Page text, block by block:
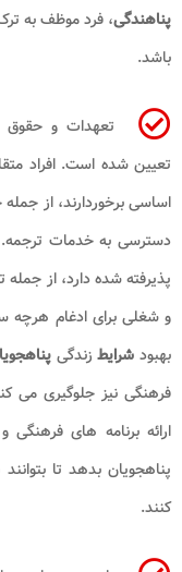
پناهندگی، فرد موظف به
باشد.
تعهدات و
تعیین شده است. افراد
اساسی برخوردارند، از
دسترسی به خدمات
پذیرفته شده دارد، از
و شغلی برای ادغام هرچه
بهبود شرایطزندگی
فرهنگی نیز جلوگیری می
ارائه برنامه های
پناهجویان بدهد تا
کنند.